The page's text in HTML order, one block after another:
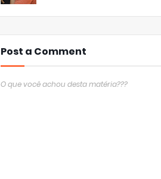
Post a Comment
O que você achou desta matéria???